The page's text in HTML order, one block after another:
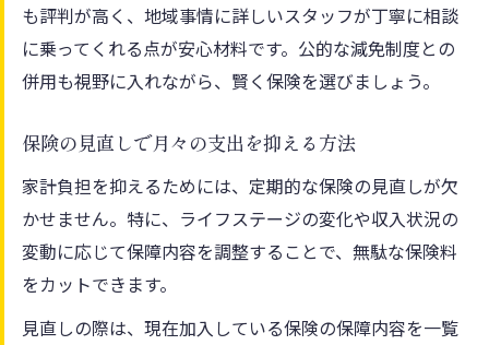
も評判が高く、地域事情に詳しいスタッフが丁寧に相談
に乗ってくれる点が安心材料です。公的な減免制度との
併用も視野に入れながら、賢く保険を選びましょう。
保険の見直しで月々の支出を抑える方法
家計負担を抑えるためには、定期的な保険の見直しが欠
かせません。特に、ライフステージの変化や収入状況の
変動に応じて保障内容を調整することで、無駄な保険料
をカットできます。
見直しの際は、現在加入している保険の保障内容を一覧